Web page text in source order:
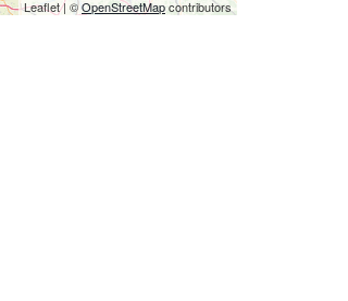
Leaflet| ©OpenStreetMapcontributors